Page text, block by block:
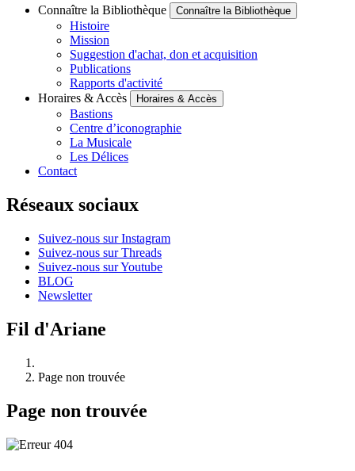
Connaître la Bibliothèque Connaître la Bibliothèque
Histoire
Mission
Suggestion d'achat, don et acquisition
Publications
Rapports d'activité
Horaires & Accès
Horaires & Accès
Bastions
Centre d’iconographie
La Musicale
Les Délices
Contact
Réseaux sociaux
Suivez-nous sur Instagram
Suivez-nous sur Threads
Suivez-nous sur Youtube
BLOG
Newsletter
Fil d'Ariane
Page non trouvée
Page non trouvée